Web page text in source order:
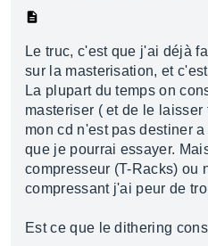
Le truc, c'est que j'ai déjà
sur la masterisation, et
La plupart du temps on
masteriser ( et de le
mon cd n'est pas destiner
que je pourrai essayer.
compresseur (T-Racks) ou
compressant j'ai peur de
Est ce que le dithering